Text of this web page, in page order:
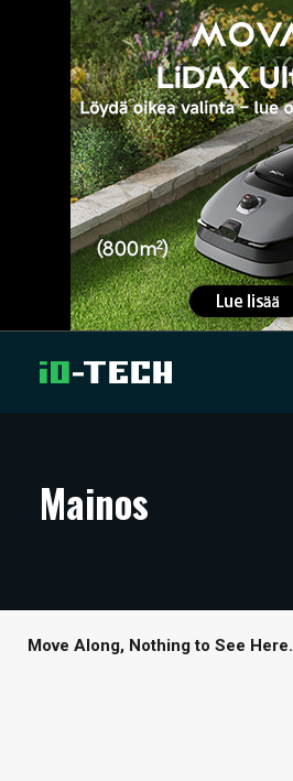
ARTIKKELIT
TECHBBS
Mainos
Move Along, Nothing to See Here.